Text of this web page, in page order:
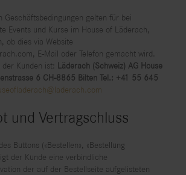
Geschäftsbedingungen gelten für bei
Events und Kurse im House of Läderach,
ob dies via Website
E-Mail oder Telefon gemacht wird.
Kunden ist:
Läderach (Schweiz) AG House
6 CH-8865 Bilten Tel.: +41 55 645
und Vertragschluss
Buttons («Bestellen», «Bestellung
der Kunde eine verbindliche
der auf der Bestellseite aufgelisteten